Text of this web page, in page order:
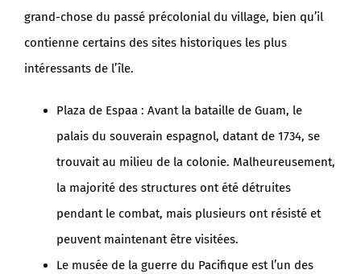
grand-chose du passé précolonial du village, bien qu’il
contienne certains des sites historiques les plus
intéressants de l’île.
Plaza de Espaa : Avant la bataille de Guam, le
palais du souverain espagnol, datant de 1734, se
trouvait au milieu de la colonie. Malheureusement,
la majorité des structures ont été détruites
pendant le combat, mais plusieurs ont résisté et
peuvent maintenant être visitées.
Le musée de la guerre du Pacifique est l’un des